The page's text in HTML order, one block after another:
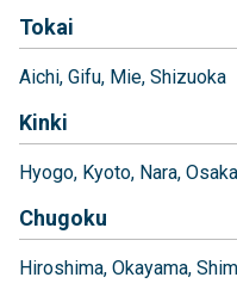
Tokai
Aichi Gifu Mie Shizuoka
Kinki
Hyogo Kyoto Nara Osaka
Chugoku
Hiroshima Okayama